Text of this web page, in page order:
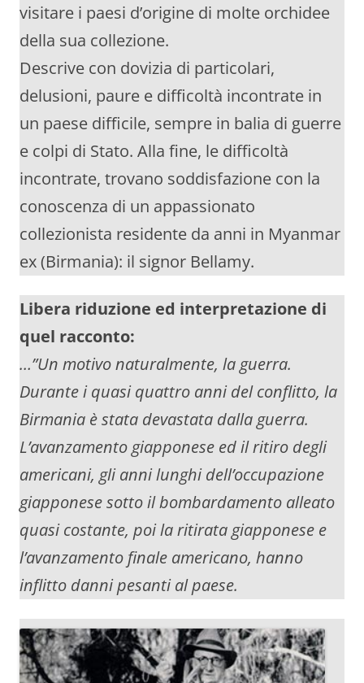
visitare i paesi d’origine di molte orchidee
della sua collezione.
Descrive con dovizia di particolari,
delusioni, paure e difficoltà incontrate in
un paese difficile, sempre in balia di guerre
e colpi di Stato. Alla fine, le difficoltà
incontrate, trovano soddisfazione con la
conoscenza di un appassionato
collezionista residente da anni in Myanmar
ex (Birmania): il signor Bellamy.
Libera riduzione ed interpretazione di
quel racconto:
…”Un motivo naturalmente, la guerra.
Durante i quasi quattro anni del conflitto, la
Birmania è stata devastata dalla guerra.
L’avanzamento giapponese ed il ritiro degli
americani, gli anni lunghi dell’occupazione
giapponese sotto il bombardamento alleato
quasi costante, poi la ritirata giapponese e
l’avanzamento finale americano, hanno
inflitto danni pesanti al paese.